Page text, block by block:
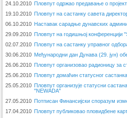
24.10.2010 Пловпут одржао предавање о
19.10.2010 Пловпут на састанку савета
06.10.2010 Наставак сарадње дунавских
29.09.2010 Пловпут на годишњој конференцији
02.07.2010 Пловпут на састанку управног
30.06.2010 Међународни дан Дунава (29. јун)
26.06.2010 Пловпут организовао радионицу за
25.06.2010 Пловпут домаћин статусног састанка
25.05.2010 Пловпут организује статусни
"NEWADA"
27.05.2010 Потписан Финансијски споразум
17.04.2010 Пловпут публиковао пловидбене